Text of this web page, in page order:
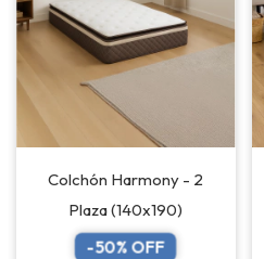
Colchón Harmony - 2
Plaza (140x190)
-50% OFF